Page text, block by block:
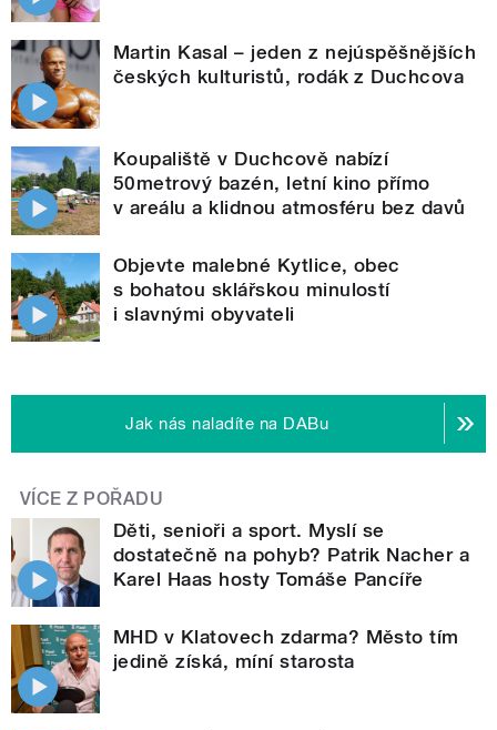
Martin Kasal – jeden z nejúspěšnějších
českých kulturistů, rodák z Duchcova
Koupaliště v Duchcově nabízí
50metrový bazén, letní kino přímo
v areálu a klidnou atmosféru bez davů
Objevte malebné Kytlice, obec
s bohatou sklářskou minulostí
i slavnými obyvateli
Jak nás naladíte na DABu
VÍCE Z POŘADU
Děti, senioři a sport. Myslí se
dostatečně na pohyb? Patrik Nacher a
Karel Haas hosty Tomáše Pancíře
MHD v Klatovech zdarma? Město tím
jedině získá, míní starosta